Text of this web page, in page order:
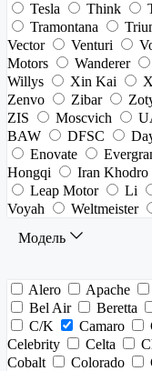
Tesla
Think
Tramontana
Vector
Venturi
Motors
Wanderer
Willys
Xin Kai
Zenvo
Zibar
ZIS
Moscvich
BAW
DFSC
Enovate
Hongqi
Iran Khodro
Leap Motor
Li
Voyah
Weltmeister
Модель
Alero Apache
Bel Air
Beretta
C/K
Camaro
Celebrity
Celta
Cobalt
Colorado